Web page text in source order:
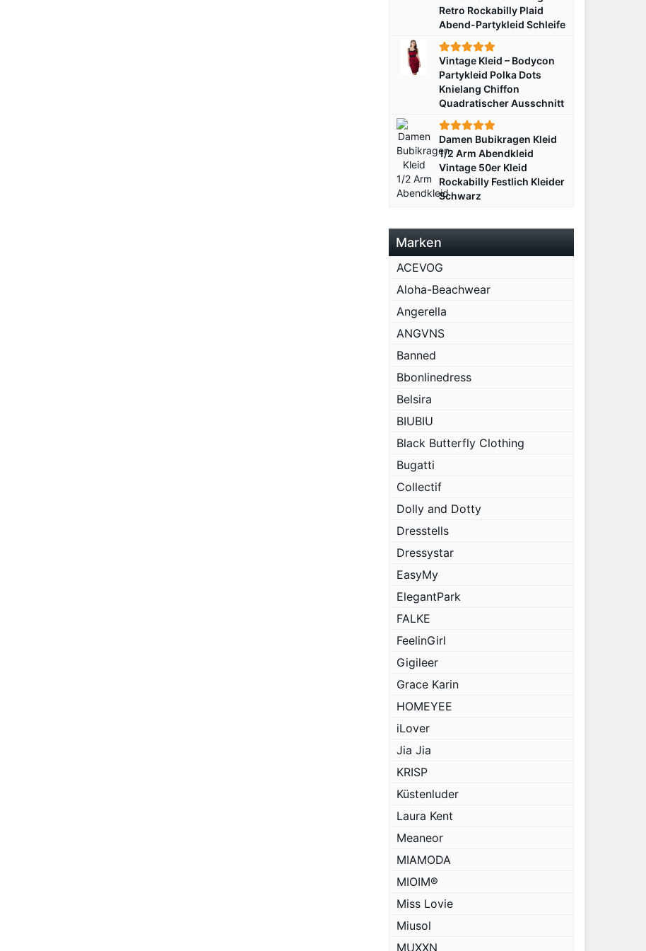
Retro Rockabilly Plaid
Abend-Partykleid Schleife
Vintage Kleid – Bodycon
Partykleid Polka Dots
Knielang Chiffon
Quadratischer Ausschnitt
Damen Bubikragen Kleid
1/2 Arm Abendkleid
Vintage 50er Kleid
Rockabilly Festlich Kleider
Schwarz
Marken
ACEVOG
Aloha-Beachwear
Angerella
ANGVNS
Banned
Bbonlinedress
Belsira
BIUBIU
Black Butterfly Clothing
Bugatti
Collectif
Dolly and Dotty
Dresstells
Dressystar
EasyMy
ElegantPark
FALKE
FeelinGirl
Gigileer
Grace Karin
HOMEYEE
iLover
Jia Jia
KRISP
Küstenluder
Laura Kent
Meaneor
MIAMODA
MIOIM®
Miss Lovie
Miusol
MUXXN